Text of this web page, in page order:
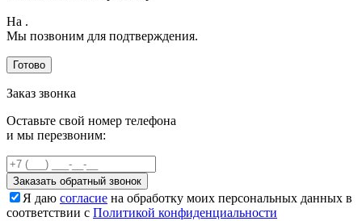
На .
Мы позвоним для подтверждения.
Готово
Заказ звонка
Оставьте свой номер телефона
и мы перезвоним:
Заказать обратный звонок
Я даю согласие на обработку моих персональных данных в
соответствии с Политикой конфиденциальности